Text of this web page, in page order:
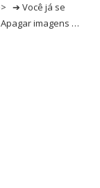
➔ Você já se
imagens …